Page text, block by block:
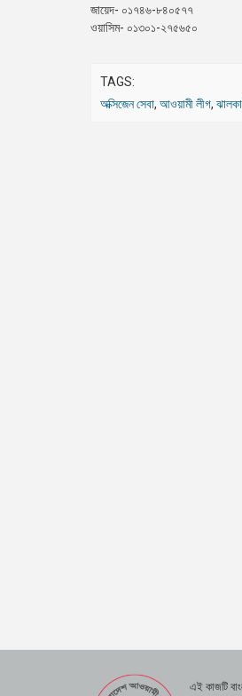
জায়েদ- ০১৭৪৬-৮৪০৫৭৭
ওয়াসিম- ০১৩০১-২৭৫৬৫০
TAGS:
অক্সিজেন সেবা, আওয়ামী লীগ,
এই কাজটি